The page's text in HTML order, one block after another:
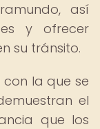
así
y ofrecer
su tránsito.
la que se
el
que los